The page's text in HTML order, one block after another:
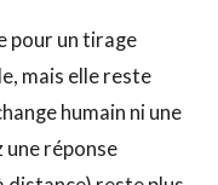
pour un tirage
mais elle reste
humain ni une
une réponse